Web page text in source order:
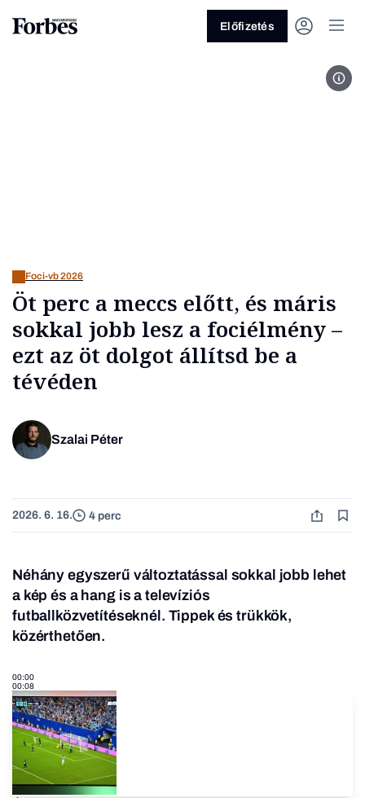
Üzlet
Előfizetés
Foci-vb 2026
Öt perc a meccs előtt, és máris
sokkal jobb lesz a fociélmény –
ezt az öt dolgot állítsd be a
tévéden
Szalai Péter
2026. 6. 16. 4 perc
Néhány egyszerű változtatással sokkal jobb lehet
a kép és a hang is a televíziós
futballközvetítéseknél. Tippek és trükkök,
közérthetően.
00:00
00:08